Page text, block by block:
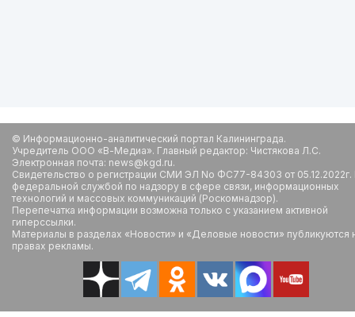
© Информационно-аналитический портал Калининграда.
Учредитель ООО «В-Медиа». Главный редактор: Чистякова Л.С.
Электронная почта: news@kgd.ru.
Свидетельство о регистрации СМИ ЭЛ No ФС77-84303 от
федеральной службой по надзору в сфере связи, информационных
технологий и массовых коммуникаций (Роскомнадзор).
Перепечатка информации возможна только с указанием активной
гиперссылки.
Материалы в разделах «Новости» и «Деловые новости» публикуются
правах рекламы.